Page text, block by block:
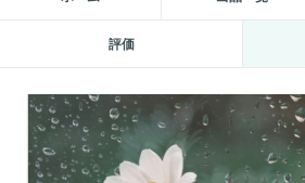
評価